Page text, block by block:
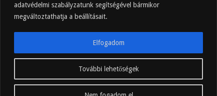
adatvédelmi szabályzatunk segítségével bármikor
megváltoztathatja a beállításait.
További lehetőségek
Elfogadom
Ipari napelem cégeknek – esettanulmányok és
ajánlatkérés
hajnalkor.hu